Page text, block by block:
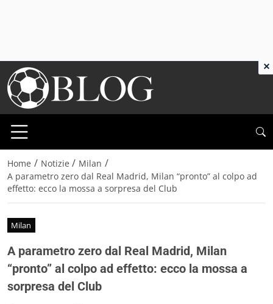
Home / Notizie / Milan /
A parametro zero dal Real Madrid, Milan “pronto” al colpo ad
effetto: ecco la mossa a sorpresa del Club
Milan
A parametro zero dal Real Madrid, Milan
“pronto” al colpo ad effetto: ecco la mossa a
sorpresa del Club
×